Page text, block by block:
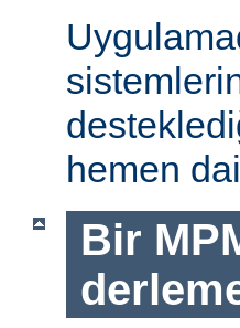
hemen
Bir